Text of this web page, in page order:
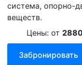
система, опорно-
веществ.
Цены: от
Забронировать